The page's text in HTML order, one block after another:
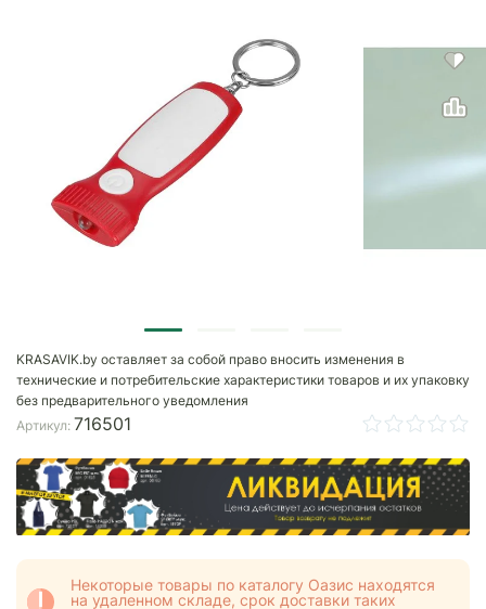
KRASAVIK.by оставляет за собой право вносить изменения в
технические и потребительские характеристики товаров и их упаковку
без предварительного уведомления
Артикул: 716501
Некоторые товары по каталогу Оазис находятся
на удаленном складе, срок доставки таких